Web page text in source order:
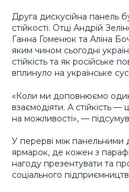
Друга дискусійна панель
стійкості. Отці Андрій
Ганна Гоменюк та Аліна
яким чином сьогодні
стійкість та як російське
вплинуло на українське
«Коли ми доповнюємо
взаємодіяти. А стійкість
на можливості», —
У перерві між панельними
ярмарок, де кожен з
нагоду презентувати та
соціального